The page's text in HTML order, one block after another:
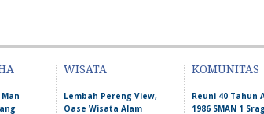
WISATA
Lembah Pereng View,
Oase Wisata Alam
KOMUNITAS
Reuni 40 Tahun
1986 SMAN 1